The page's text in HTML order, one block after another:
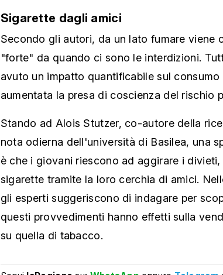
Sigarette dagli amici
Secondo gli autori, da un lato fumare viene
"forte" da quando ci sono le interdizioni.
avuto un impatto quantificabile sul consumo
aumentata la presa di coscienza del rischio
Stando ad Alois Stutzer, co-autore della
nota odierna dell'università di Basilea, una
è che i giovani riescono ad aggirare i
sigarette tramite la loro cerchia di amici.
gli esperti suggeriscono di indagare per
questi provvedimenti hanno effetti sulla
su quella di tabacco.